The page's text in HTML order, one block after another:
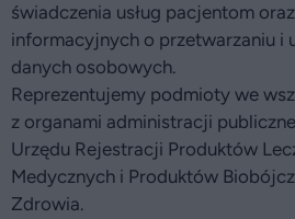
świadczenia usług pacjentom
informacyjnych o przetwarzaniu i
danych osobowych.
Reprezentujemy podmioty we
z organami administracji
Urzędu Rejestracji Produktów
Medycznych i Produktów
Zdrowia.